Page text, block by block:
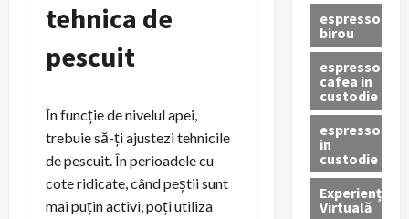
tehnica de
pescuit
În funcție de nivelul apei,
trebuie să-ți ajustezi tehnicile
de pescuit. În perioadele cu
cote ridicate, când peștii sunt
mai puțin activi, poți utiliza
espressor
birou
espressor
cafea in
custodie
espressor
in
custodie
Experiență
Virtuală